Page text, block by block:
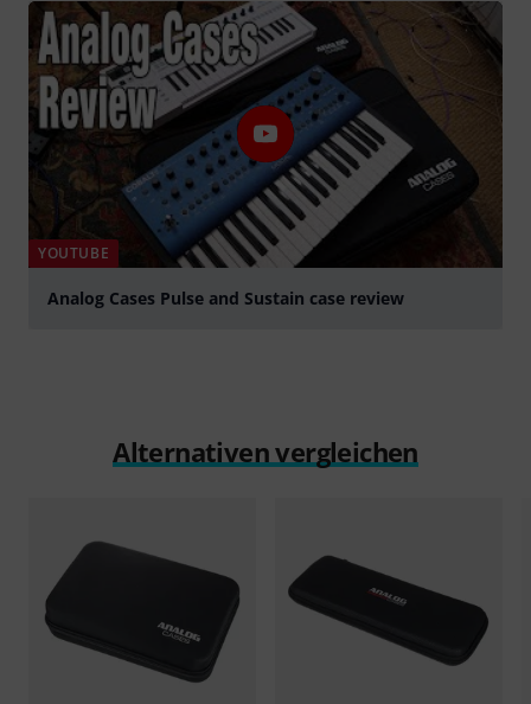
YOUTUBE
Analog Cases Pulse and Sustain case review
Alternativen vergleichen